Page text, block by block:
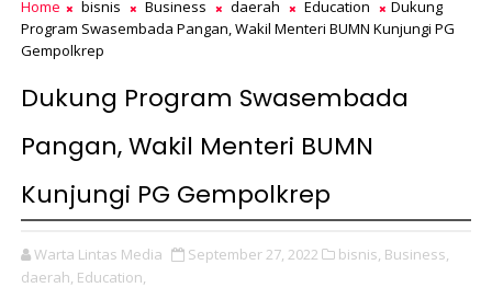
Home bisnis Business daerah Education
Dukung
Program Swasembada Pangan, Wakil Menteri BUMN Kunjungi PG
Gempolkrep
Dukung Program Swasembada
Pangan, Wakil Menteri BUMN
Kunjungi PG Gempolkrep
Warta Lintas Media September 27, 2022 bisnis, Business,
daerah, Education,